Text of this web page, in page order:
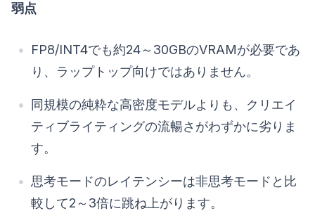
弱点
FP8/INT4でも約24～30GBのVRAMが必要であ
り、ラップトップ向けではありません。
同規模の純粋な高密度モデルよりも、クリエイ
ティブライティングの流暢さがわずかに劣りま
す。
思考モードのレイテンシーは非思考モードと比
較して2～3倍に跳ね上がります。